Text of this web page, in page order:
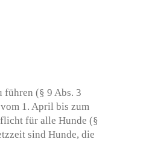
führen (§ 9 Abs. 3
1. April bis zum
für alle Hunde (§
sind Hunde, die